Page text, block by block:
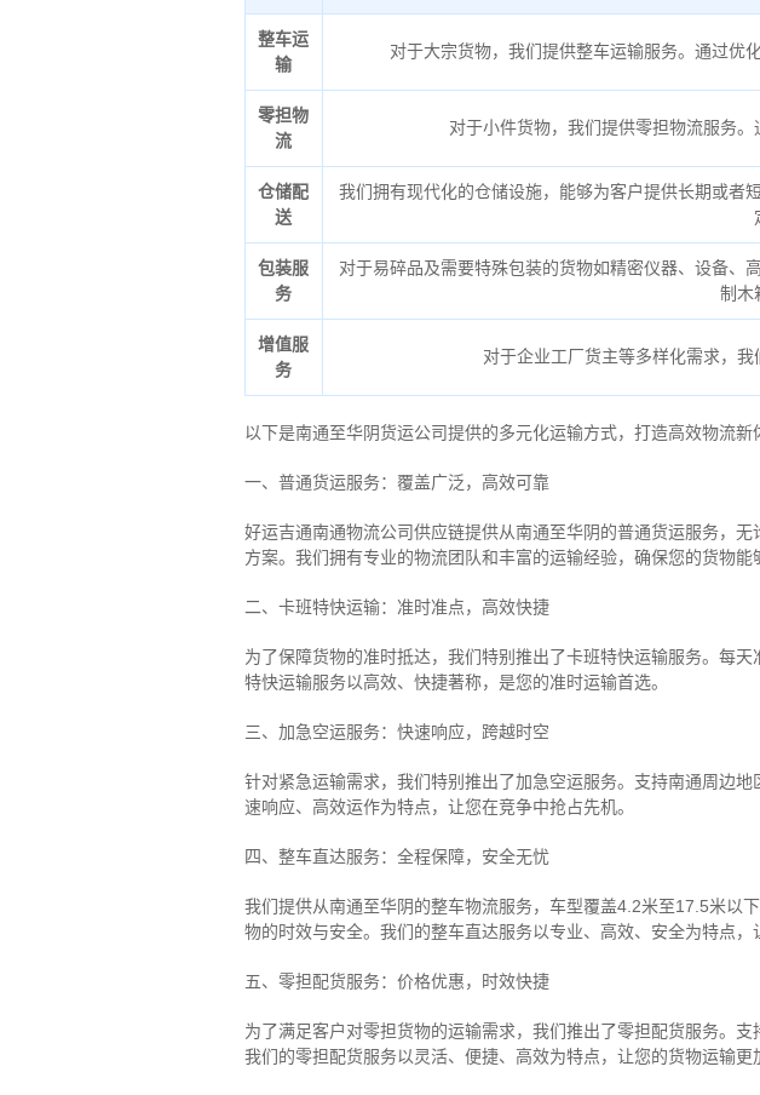
整车运
输
对于大宗货物，我们提供整车运输服务。通过优
零担物
流
对于小件货物，我们提供零担物流服务
仓储配
送
我们拥有现代化的仓储设施，能够为客户提供长期或者
包装服
务
对于易碎品及需要特殊包装的货物如精密仪器、设备、
制木
增值服
务
对于企业工厂货主等多样化需求，
以下是南通至华阴货运公司提供的多元化运输方式，打造高效物流新
一、普通货运服务：覆盖广泛，高效可靠
好运吉通南通物流公司供应链提供从南通至华阴的普通货运服务，
方案。我们拥有专业的物流团队和丰富的运输经验，确保您的货物能
二、卡班特快运输：准时准点，高效快捷
为了保障货物的准时抵达，我们特别推出了卡班特快运输服务。每
特快运输服务以高效、快捷著称，是您的准时运输首选。
三、加急空运服务：快速响应，跨越时空
针对紧急运输需求，我们特别推出了加急空运服务。支持南通周边
速响应、高效运作为特点，让您在竞争中抢占先机。
四、整车直达服务：全程保障，安全无忧
我们提供从南通至华阴的整车物流服务，车型覆盖4.2米至17.5米以
物的时效与安全。我们的整车直达服务以专业、高效、安全为特点，
五、零担配货服务：价格优惠，时效快捷
为了满足客户对零担货物的运输需求，我们推出了零担配货服务。
我们的零担配货服务以灵活、便捷、高效为特点，让您的货物运输更